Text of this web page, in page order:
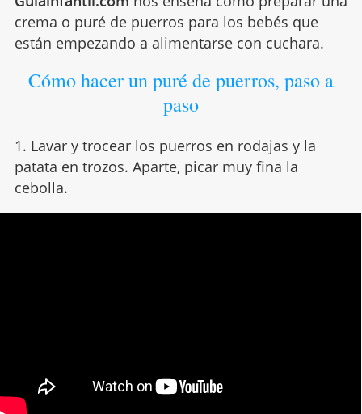
crema o puré de puerros para los bebés que
están empezando a alimentarse con cuchara.
Cómo hacer un puré de puerros, paso a
paso
1. Lavar y trocear los puerros en rodajas y la
patata en trozos. Aparte, picar muy fina la
cebolla.